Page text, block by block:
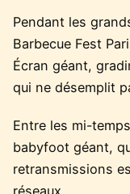
Pendant les
Barbecue Fest
Écran géant,
qui ne désemplit
Entre les mi-
babyfoot géant,
retransmissions
réseaux.